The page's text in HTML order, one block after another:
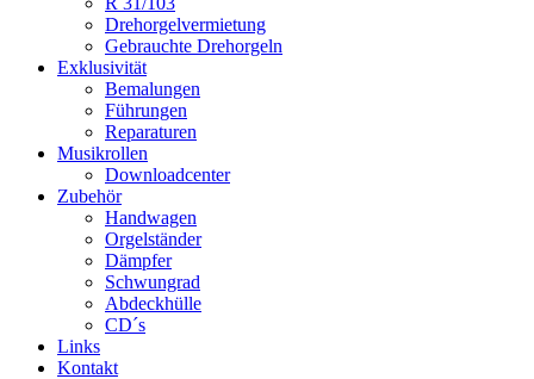
Drehorgelvermietung
Gebrauchte Drehorgeln
Exklusivität
Bemalungen
Führungen
Reparaturen
Musikrollen
Downloadcenter
Zubehör
Handwagen
Orgelständer
Dämpfer
Schwungrad
Abdeckhülle
CD´s
Links
Kontakt